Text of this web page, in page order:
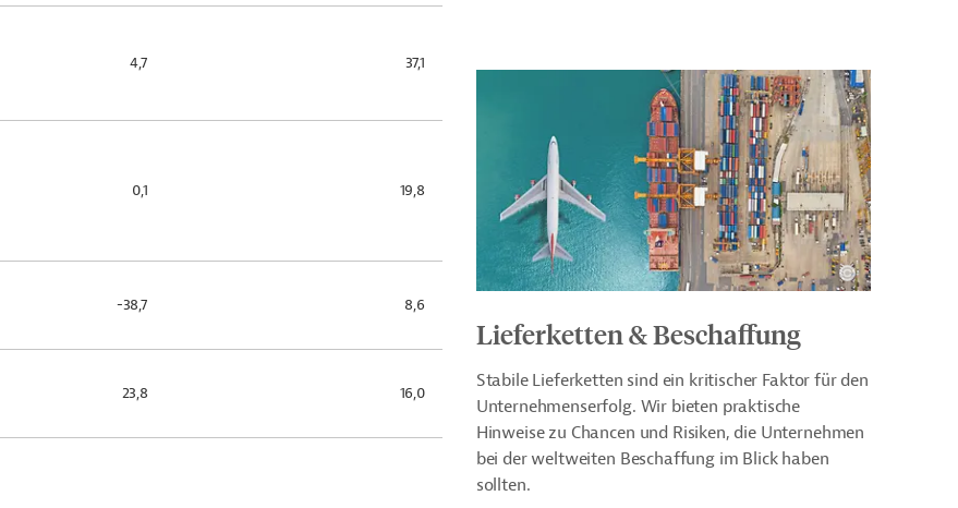
4,7 37,1
0,1 19,8
-38,7 8,6
23,8 16,0
Lieferketten & Beschaffung
Stabile Lieferketten sind ein kritischer Faktor für den
Unternehmenserfolg. Wir bieten praktische
Hinweise zu Chancen und Risiken, die Unternehmen
bei der weltweiten Beschaffung im Blick haben
sollten.